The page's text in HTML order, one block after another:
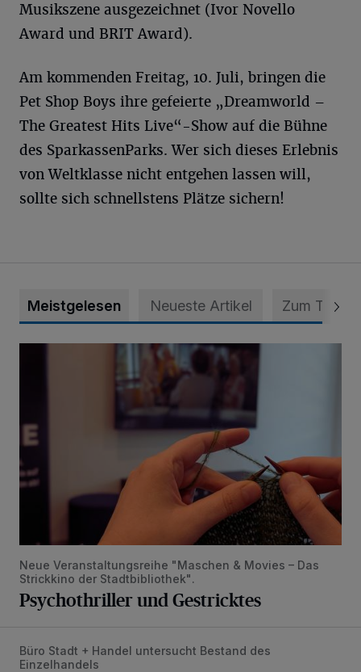
Musikszene ausgezeichnet (Ivor Novello
Award und BRIT Award).
Am kommenden Freitag, 10. Juli, bringen die
Pet Shop Boys ihre gefeierte „Dreamworld –
The Greatest Hits Live“-Show auf die Bühne
des SparkassenParks. Wer sich dieses Erlebnis
von Weltklasse nicht entgehen lassen will,
sollte sich schnellstens Plätze sichern!
Meistgelesen Neueste Artikel Zum Thema
Psychothriller und Gestricktes
Neue Veranstaltungsreihe "Maschen & Movies – Das
Strickkino der Stadtbibliothek".
Psychothriller und Gestricktes
Bestandsaufnahme für die Zentren
Büro Stadt + Handel untersucht Bestand des
Einzelhandels